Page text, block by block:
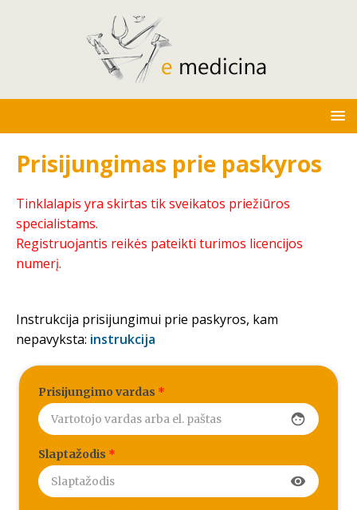
Prisijungimas prie paskyros
Tinklalapis yra skirtas tik sveikatos priežiūros
specialistams.
Registruojantis reikės pateikti turimos licencijos
numerį.
Instrukcija prisijungimui prie paskyros, kam
nepavyksta: instrukcija
Prisijungimo vardas *
face
Slaptažodis *
visibility